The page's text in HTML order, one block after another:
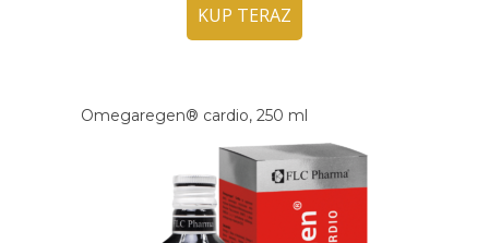
KUP TERAZ
Omegaregen® cardio, 250 ml